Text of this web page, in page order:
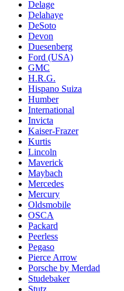
Delage
Delahaye
DeSoto
Devon
Duesenberg
Ford (USA)
GMC
H.R.G.
Hispano Suiza
Humber
International
Invicta
Kaiser-Frazer
Kurtis
Lincoln
Maverick
Maybach
Mercedes
Mercury
Oldsmobile
OSCA
Packard
Peerless
Pegaso
Pierce Arrow
Porsche by Merdad
Studebaker
Stutz